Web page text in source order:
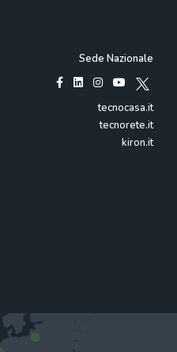
Sede Nazionale
tecnocasa.it
tecnorete.it
kiron.it